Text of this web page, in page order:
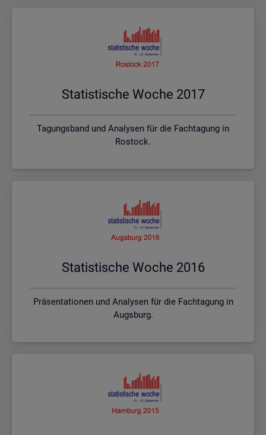
Sta­tis­ti­sche Woche 2017
Tagungsband und Analysen für die Fachtagung in
Rostock.
Sta­tis­ti­sche Woche 2016
Präsentationen und Analysen für die Fachtagung in
Augsburg.